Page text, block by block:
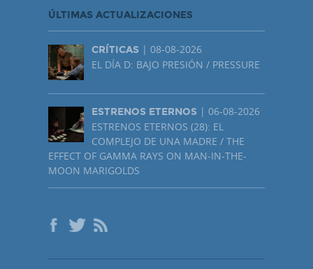
ÚLTIMAS ACTUALIZACIONES
CRÍTICAS | 08-08-2026
EL DÍA D: BAJO PRESIÓN / PRESSURE
ESTRENOS ETERNOS | 06-08-2026
ESTRENOS ETERNOS (28): EL
COMPLEJO DE UNA MADRE / THE
EFFECT OF GAMMA RAYS ON MAN-IN-THE-
MOON MARIGOLDS